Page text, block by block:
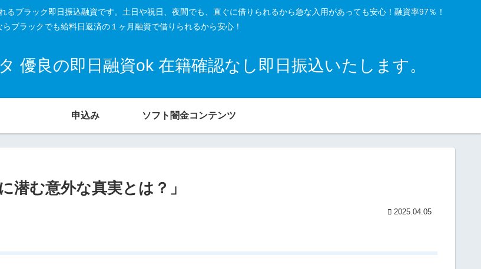
ブラック即日振込融資です。土日や祝日、夜間でも、直ぐに借りられるから急な入用があっても安心！融資率97％！
ブラックでも給料日返済の１ヶ月融資で借りられるから安心！
優良の即日融資ok 在籍確認なし即日振込いたします。
申込み ソフト闇金コンテンツ
潜む意外な真実とは？」
2025.04.05